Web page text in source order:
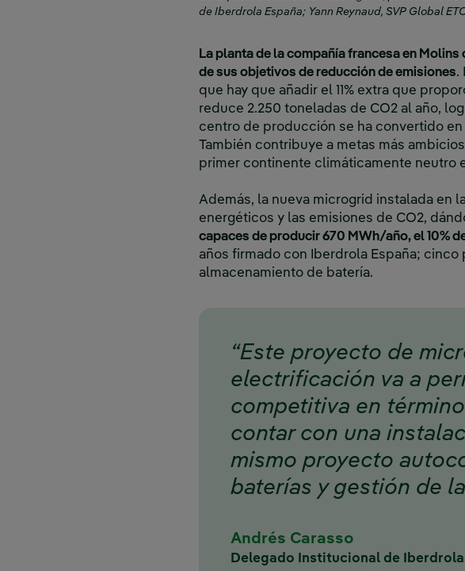
de Iberdrola España; Yann Reynaud, SVP Global
La planta de la compañía francesa en
de sus objetivos de reducción de emisiones.
que hay que añadir el 11% extra que
reduce 2.250 toneladas de CO2 al año,
centro de producción se ha convertido
También contribuye a metas más
primer continente climáticamente neutro
Además, la nueva microgrid instalada en
energéticos y las emisiones de CO2,
capaces de producir 670 MWh/año, el 10%
años firmado con Iberdrola España;
almacenamiento de batería.
“Este proyecto de
electrificación va a
competitiva en
contar con una
mismo proyecto
baterías y gestión de
Andrés Carasso
Delegado Institucional de Iberdrola